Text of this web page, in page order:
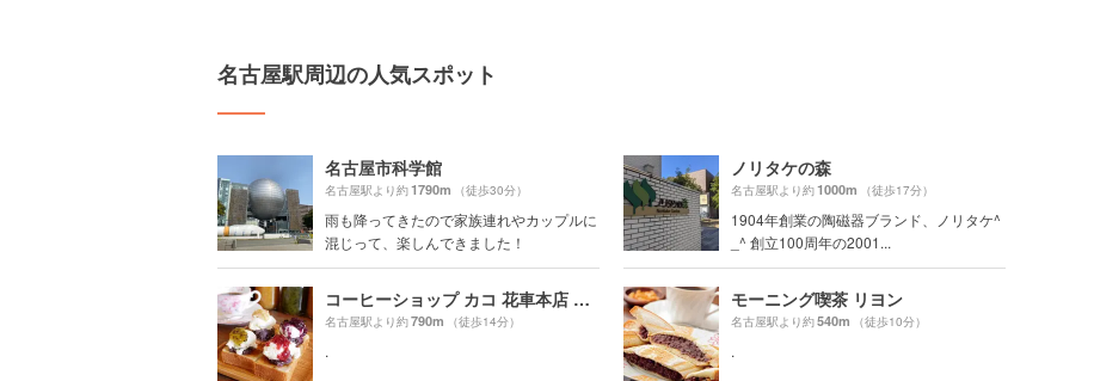
名古屋駅周辺の人気スポット
名古屋市科学館
名古屋駅より約1790m （徒歩30分）
雨も降ってきたので家族連れやカップルに
混じって、楽しんできました！
ノリタケの森
名古屋駅より約1000m （徒歩17分）
1904年創業の陶磁器ブランド、ノリタケ^
_^ 創立100周年の2001...
コーヒーショップ カコ 花車本店 （coffee shop KAKO）
名古屋駅より約790m （徒歩14分）
.
モーニング喫茶 リヨン
名古屋駅より約540m （徒歩10分）
.